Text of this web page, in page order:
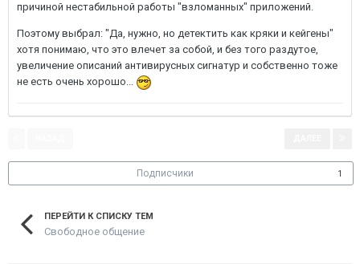
причиной нестабильной работы "взломанных" приложений.
Поэтому выбрал: "Да, нужно, но детектить как кряки и кейгены"
хотя понимаю, что это влечет за собой, и без того раздутое,
увеличение описаний антивирусных сигнатур и собственно тоже
не есть очень хорошо...
Подписчики 1
ПЕРЕЙТИ К СПИСКУ ТЕМ
Свободное общение